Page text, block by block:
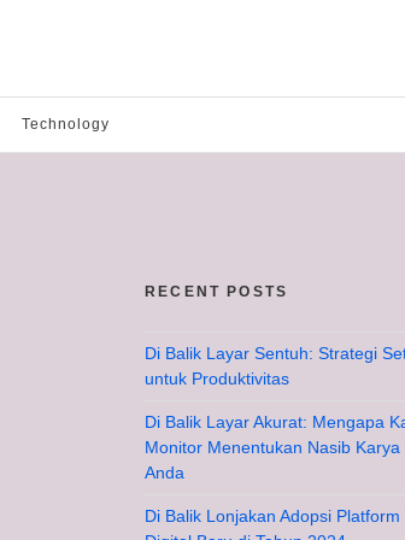
Technology
RECENT POSTS
Di Balik Layar Sentuh: Strategi
untuk Produktivitas
Di Balik Layar Akurat: Mengapa
Monitor Menentukan Nasib Karya
Anda
Di Balik Lonjakan Adopsi Platform